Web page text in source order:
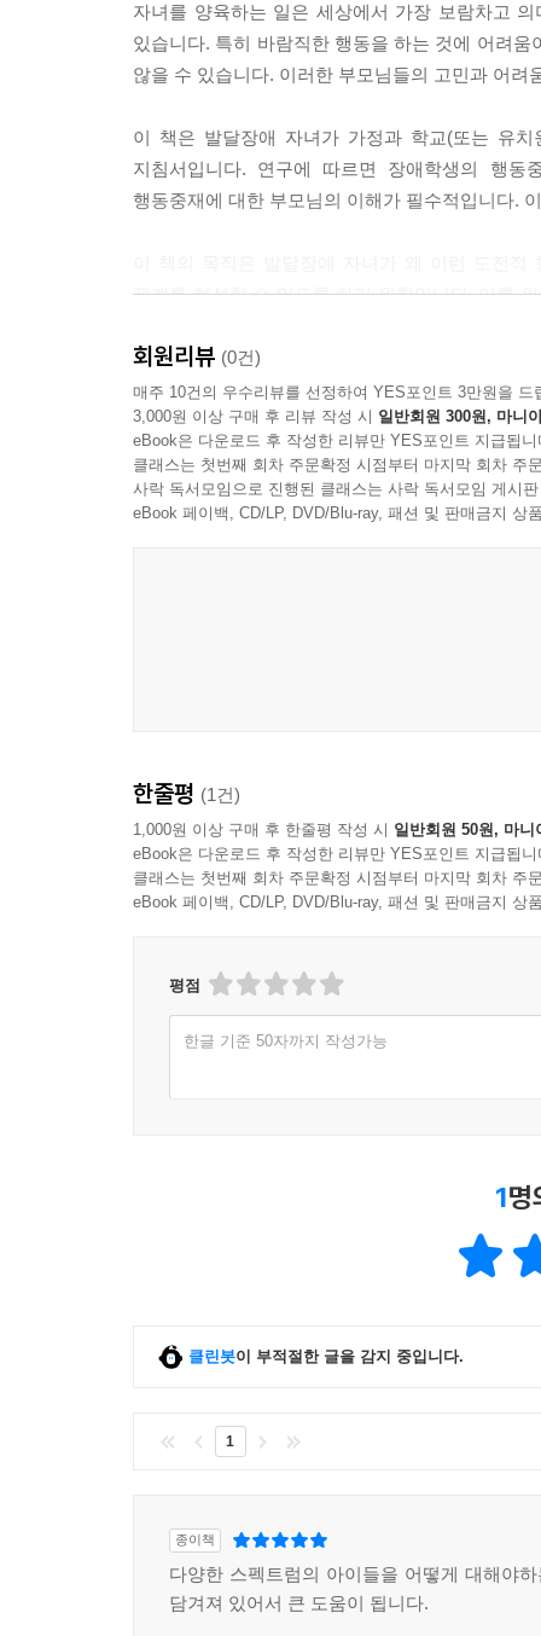
자녀를 양육하는 일은 세상에서 가장 보람차고
있습니다. 특히 바람직한 행동을 하는 것에 어려
않을 수 있습니다. 이러한 부모님들의 고민과 어
이 책은 발달장애 자녀가 가정과 학교(또는 유
지침서입니다. 연구에 따르면 장애학생의 행
행동중재에 대한 부모님의 이해가 필수적입니다.
관계를 형성할 수 있도록 하기 위함입니다. 이를
목차를 살펴보시면, 1~2장의 우리 아이의 기본적
양육기술, 그리고 6장의 사춘기 시작 시점의
질문들을 중심으로 구성되어 있어, 실제 상황에서
이 책이 부모님과 자녀 모두에게 긍정적인 변화
회원리뷰 (0건)
매주 10건의 우수리뷰를 선정하여 YES포인트 3만원을 드
3,000원 이상 구매 후 리뷰 작성 시 일반회원 300원, 마니
eBook은 다운로드 후 작성한 리뷰만 YES포인트 지급됩니
클래스는 첫번째 회차 주문확정 시점부터 마지막 회차 주
사락 독서모임으로 진행된 클래스는 사락 독서모임 게시
eBook 페이백, CD/LP, DVD/Blu-ray, 패션 및 판매금지 상
한줄평 (1건)
1,000원 이상 구매 후 한줄평 작성 시 일반회원 50원, 마니
eBook은 다운로드 후 작성한 리뷰만 YES포인트 지급됩니
클래스는 첫번째 회차 주문확정 시점부터 마지막 회차 주
eBook 페이백, CD/LP, DVD/Blu-ray, 패션 및 판매금지 상
평점
한글 기준 50자까지 작성가능
1명
클린봇이 부적절한 글을 감지 중입니다.
1
종이책
다양한 스펙트럼의 아이들을 어떻게 대해야
담겨져 있어서 큰 도움이 됩니다.